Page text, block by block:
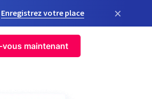
Enregistrez votre place ×
vous maintenant